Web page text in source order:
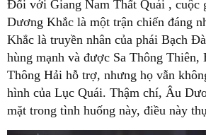
Đối với Giang Nam Thất Quái , cuộc
Dương Khắc là một trận chiến đáng
Khắc là truyền nhân của phái Bạch
hùng mạnh và được Sa Thông Thiên,
Thông Hải hỗ trợ, nhưng họ vẫn
hình của Lục Quái. Thậm chí, Âu
mặt trong tình huống này, điều này